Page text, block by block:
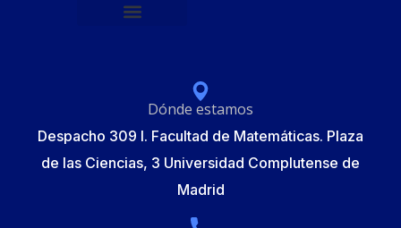
Dónde estamos
Despacho 309 I. Facultad de Matemáticas. Plaza
de las Ciencias, 3 Universidad Complutense de
Madrid